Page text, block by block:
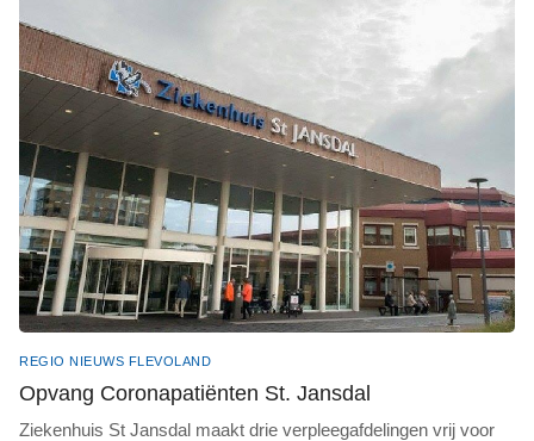
REGIO NIEUWS FLEVOLAND
Opvang Coronapatiënten St. Jansdal
Ziekenhuis St Jansdal maakt drie verpleegafdelingen vrij voor